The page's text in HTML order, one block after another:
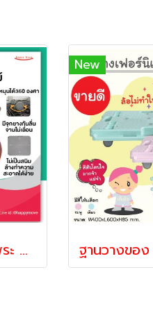
ถาดถวายภัตตาหารพระ ถาดติดล้อ ฐานติดล้อวางถาดถวายอาหารพระ รุ่น Home use Happy Move 21648
New